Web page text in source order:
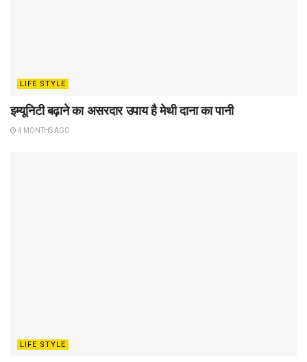
LIFE STYLE
इम्यूनिटी बढ़ाने का असरदार उपाय है मेथी दाना का पानी
4 MONTHS AGO
LIFE STYLE